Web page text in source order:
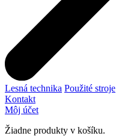
Lesná technika Použité stroje
Kontakt
Môj účet
Žiadne produkty v košíku.